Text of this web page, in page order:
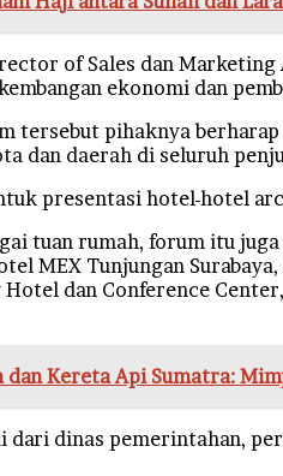
of Sales dan
ekonomi dan
tersebut pihaknya
dan daerah di seluruh
presentasi hotel-hotel
tuan rumah, forum itu
MEX Tunjungan
dan Conference
dan Kereta Api Sumatra:
dari dinas pemerintahan,